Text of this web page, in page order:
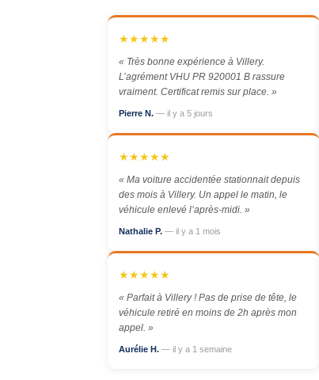
★★★★★
« Très bonne expérience à Villery.
L’agrément VHU PR 920001 B rassure
vraiment. Certificat remis sur place. »
Pierre N. — il y a 5 jours
★★★★★
« Ma voiture accidentée stationnait depuis
des mois à Villery. Un appel le matin, le
véhicule enlevé l’après-midi. »
Nathalie P. — il y a 1 mois
★★★★★
« Parfait à Villery ! Pas de prise de tête, le
véhicule retiré en moins de 2h après mon
appel. »
Aurélie H. — il y a 1 semaine